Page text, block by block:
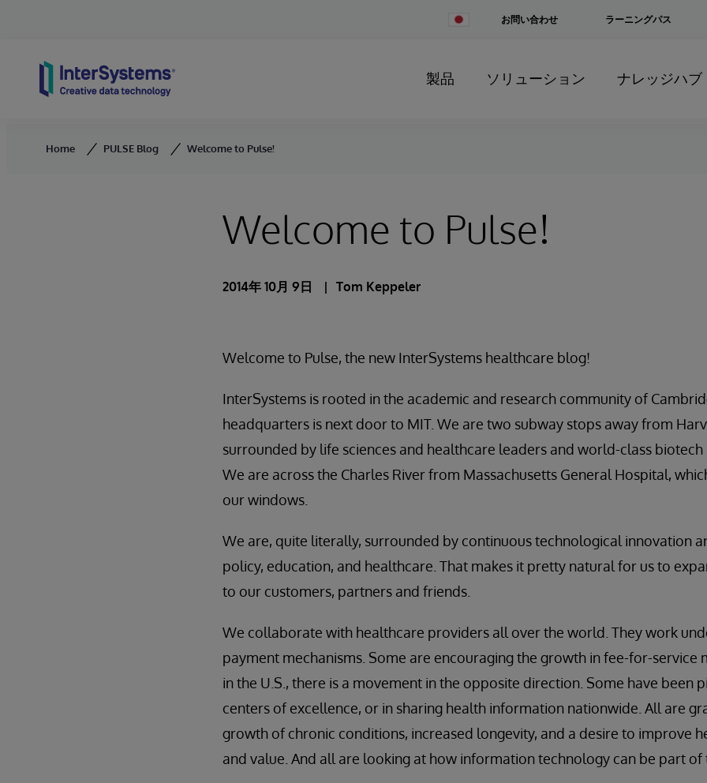
Change
お問い合わせ ラーニングパス
製品 ソリューション ナレッジハブ
Home PULSE Blog Welcome to Pulse!
Welcome to Pulse!
2014年 10月 9日 Tom Keppeler
Welcome to Pulse, the new InterSystems healthcare blog!
InterSystems is rooted in the academic and research community of
headquarters is next door to MIT. We are two subway stops away from
surrounded by life sciences and healthcare leaders and world-class biotech
We are across the Charles River from Massachusetts General Hospital,
our windows.
We are, quite literally, surrounded by continuous technological innovation
policy, education, and healthcare. That makes it pretty natural for us to
to our customers, partners and friends.
We collaborate with healthcare providers all over the world. They work
payment mechanisms. Some are encouraging the growth in fee-for-service
in the U.S., there is a movement in the opposite direction. Some have been
centers of excellence, or in sharing health information nationwide. All are
growth of chronic conditions, increased longevity, and a desire to improve
and value. And all are looking at how information technology can be part of